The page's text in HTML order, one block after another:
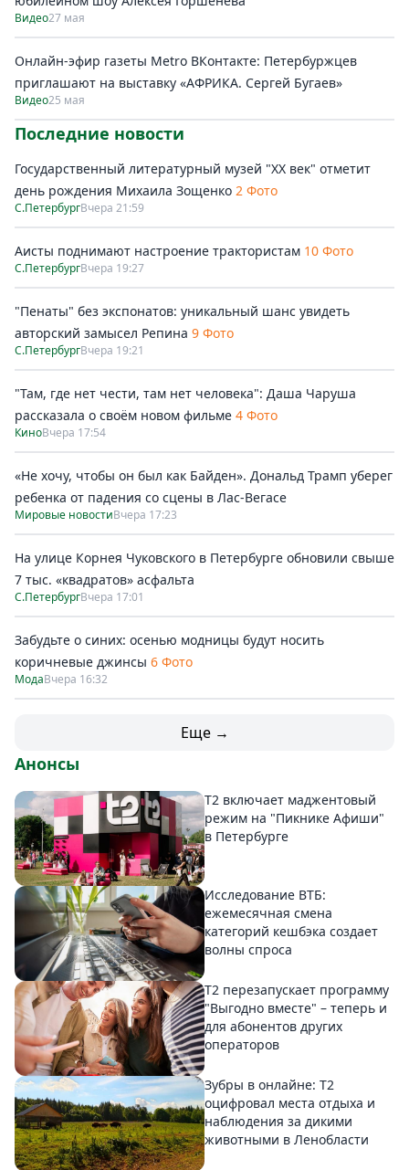
Видео27 мая
Онлайн-эфир газеты Metro ВКонтакте: Петербуржцев
приглашают на выставку «АФРИКА. Сергей Бугаев»
Видео25 мая
Последние новости
Государственный литературный музей "ХХ век" отметит
день рождения Михаила Зощенко 2 Фото
С.ПетербургВчера 21:59
Аисты поднимают настроение трактористам 10 Фото
С.ПетербургВчера 19:27
"Пенаты" без экспонатов: уникальный шанс увидеть
авторский замысел Репина 9 Фото
С.ПетербургВчера 19:21
"Там, где нет чести, там нет человека": Даша Чаруша
рассказала о своём новом фильме 4 Фото
КиноВчера 17:54
«Не хочу, чтобы он был как Байден». Дональд Трамп уберег
ребенка от падения со сцены в Лас-Вегасе
Мировые новостиВчера 17:23
На улице Корнея Чуковского в Петербурге обновили свыше
7 тыс. «квадратов» асфальта
С.ПетербургВчера 17:01
Забудьте о синих: осенью модницы будут носить
коричневые джинсы 6 Фото
МодаВчера 16:32
Еще →
Анонсы
Т2 включает маджентовый
режим на "Пикнике Афиши"
в Петербурге
Исследование ВТБ:
ежемесячная смена
категорий кешбэка создает
волны спроса
Т2 перезапускает программу
"Выгодно вместе" – теперь и
для абонентов других
операторов
Зубры в онлайне: Т2
оцифровал места отдыха и
наблюдения за дикими
животными в Ленобласти